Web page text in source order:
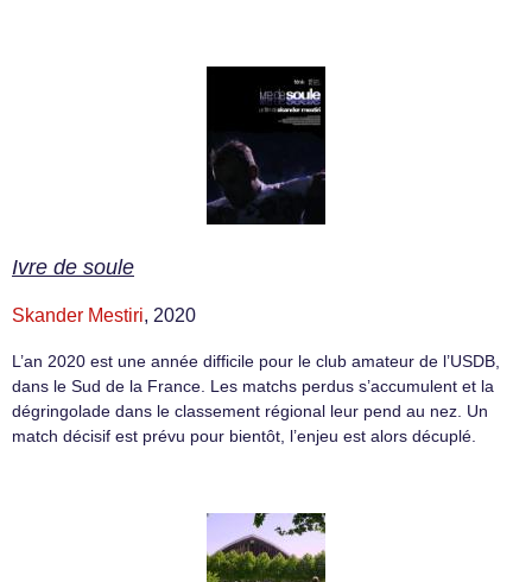
Ivre de soule
Skander Mestiri, 2020
L’an 2020 est une année difficile pour le club amateur de l’USDB,
dans le Sud de la France. Les matchs perdus s’accumulent et la
dégringolade dans le classement régional leur pend au nez. Un
match décisif est prévu pour bientôt, l’enjeu est alors décuplé.